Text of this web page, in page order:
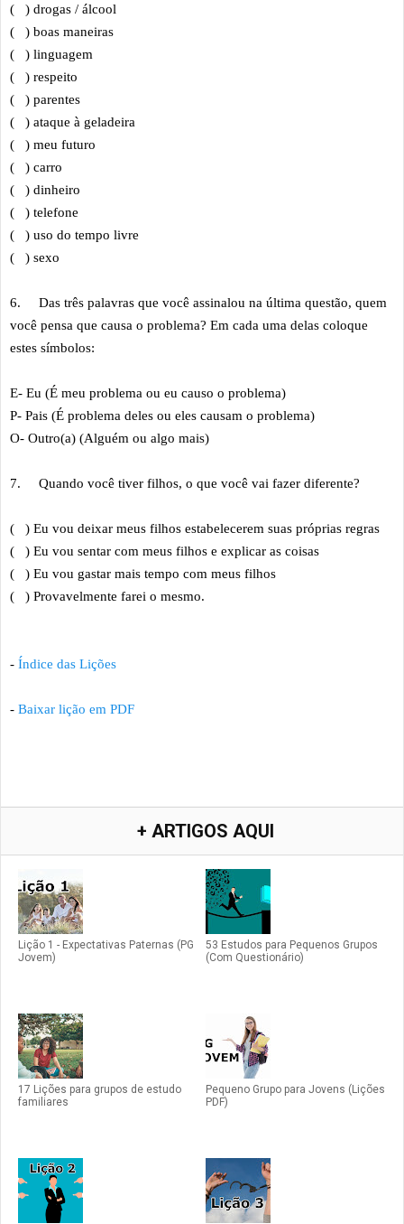
( ) drogas / álcool
( ) boas maneiras
( ) linguagem
( ) respeito
( ) parentes
( ) ataque à geladeira
( ) meu futuro
( ) carro
( ) dinheiro
( ) telefone
( ) uso do tempo livre
( ) sexo
6.
Das três palavras que você assinalou na última questão, quem
você pensa que causa o problema? Em cada uma delas coloque
estes símbolos:
E- Eu (É meu problema ou eu causo o problema)
P- Pais (É problema deles ou eles causam o problema)
O- Outro(a) (Alguém ou algo mais)
7. Quando você tiver filhos, o que você vai fazer diferente?
( ) Eu vou deixar meus filhos estabelecerem suas próprias regras
( ) Eu vou sentar com meus filhos e explicar as coisas
( ) Eu vou gastar mais tempo com meus filhos
( ) Provavelmente farei o mesmo.
- Índice das Lições
- Baixar lição em PDF
+ ARTIGOS AQUI
Lição 1 - Expectativas Paternas (PG
Jovem)
53 Estudos para Pequenos Grupos
(Com Questionário)
17 Lições para grupos de estudo
familiares
Pequeno Grupo para Jovens (Lições
PDF)